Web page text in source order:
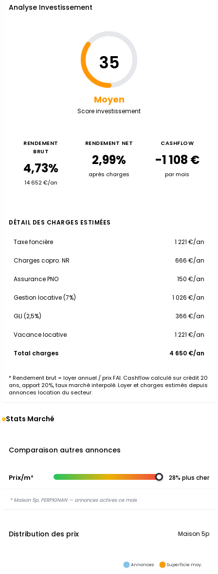
Analyse Investissement
35
Moyen
Score investissement
RENDEMENT
BRUT
4,73%
14 652 €/an
RENDEMENT NET
2,99%
après charges
CASHFLOW
-1 108 €
par mois
DÉTAIL DES CHARGES ESTIMÉES
Taxe foncière 1 221 €/an
Charges copro. NR 666 €/an
Assurance PNO 150 €/an
Gestion locative (7%) 1 026 €/an
GLI (2,5%) 366 €/an
Vacance locative 1 221 €/an
Total charges 4 650 €/an
* Rendement brut = loyer annuel / prix FAI. Cashflow calculé sur crédit 20
ans, apport 20%, taux marché interpolé. Loyer et charges estimés depuis
annonces location du secteur.
Stats Marché
Comparaison autres annonces
Prix/m² 28% plus cher
* Maison 5p, PERPIGNAN — annonces actives ce mois
Distribution des prix Maison 5p
Annonces Superficie moy.